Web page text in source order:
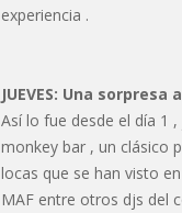
experiencia .
JUEVES: Una sorpresa
Así lo fue desde el día 1
monkey bar , un clásico
locas que se han visto
MAF entre otros djs del